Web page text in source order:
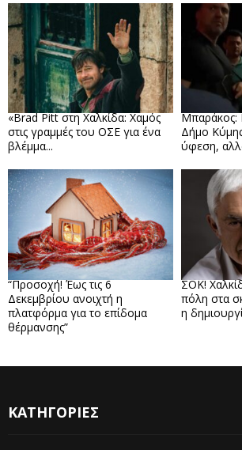
«Brad Pitt στη Χαλκίδα: Χαμός
στις γραμμές του ΟΣΕ για ένα
βλέμμα...
Μπαράκος:
Δήμο
ύφεση,
“Προσοχή! Έως τις 6
Δεκεμβρίου ανοιχτή η
πλατφόρμα για το επίδομα
θέρμανσης”
ΣΟΚ!
πόλη στα
η
ΚΑΤΗΓΟΡΙΕΣ